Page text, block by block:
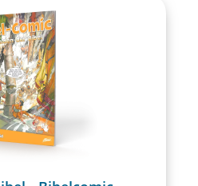
die aktuelle Problematik
und Schüler
Verständnis, dass das
durch Markenkleider
gewahrt werden könne.
könnten
werden!